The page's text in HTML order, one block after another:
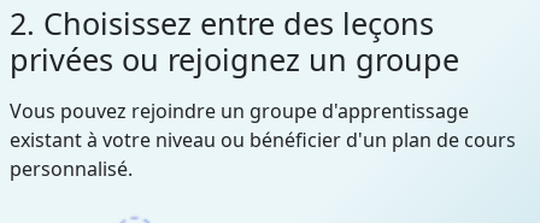
2. Choisissez entre des leçons
privées ou rejoignez un groupe
Vous pouvez rejoindre un groupe d'apprentissage
existant à votre niveau ou bénéficier d'un plan de cours
personnalisé.